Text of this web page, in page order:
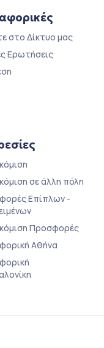
στο Δίκτυο μας
Ερωτήσεις
σε άλλη πόλη
Επίπλων -
Προσφορές
Αθήνα